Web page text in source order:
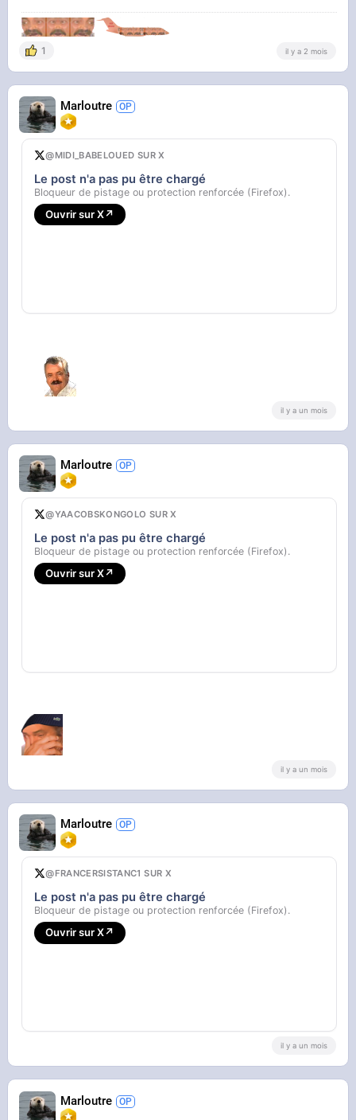
1 il y a 2 mois
Marloutre
@MIDI_BABELOUED SUR X
Le post n'a pas pu être chargé
Bloqueur de pistage ou protection renforcée (Firefox).
Ouvrir sur X↗
il y a un mois
Marloutre
@YAACOBSKONGOLO SUR X
Le post n'a pas pu être chargé
Bloqueur de pistage ou protection renforcée (Firefox).
Ouvrir sur X↗
il y a un mois
Marloutre
@FRANCERSISTANC1 SUR X
Le post n'a pas pu être chargé
Bloqueur de pistage ou protection renforcée (Firefox).
Ouvrir sur X↗
il y a un mois
Marloutre